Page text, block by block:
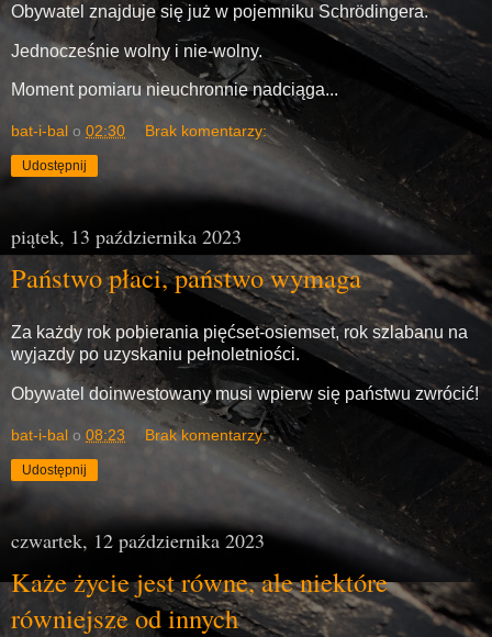
Obywatel znajduje się już w pojemniku Schrödingera.
Jednocześnie wolny i nie-wolny.
Moment pomiaru nieuchronnie nadciąga...
bat-i-bal o 02:30 Brak komentarzy:
Udostępnij
piątek, 13 października 2023
Państwo płaci, państwo wymaga
Za każdy rok pobierania pięćset-osiemset, rok szlabanu na
wyjazdy po uzyskaniu pełnoletniości.
Obywatel doinwestowany musi wpierw się państwu zwrócić!
bat-i-bal o 08:23 Brak komentarzy:
Udostępnij
czwartek, 12 października 2023
Każe życie jest równe, ale niektóre
równiejsze od innych